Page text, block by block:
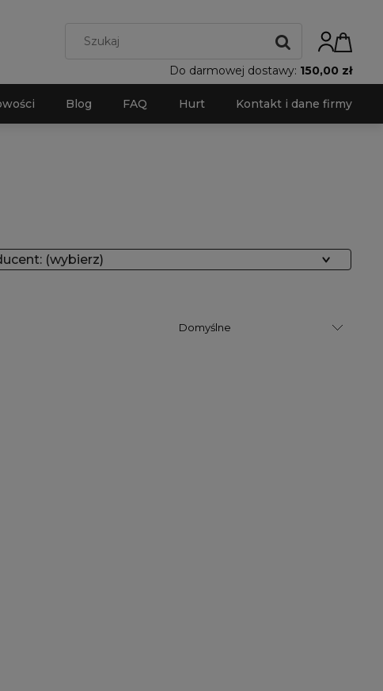
Do darmowej dostawy: 150,00 zł
Blog FAQ Hurt Kontakt i dane firmy
(wybierz)